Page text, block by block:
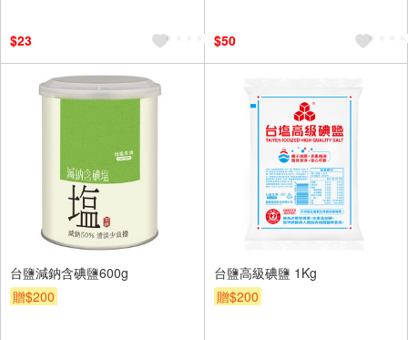
$23 $50
台鹽減鈉含碘鹽600g
贈$200
台鹽高級碘鹽 1Kg
贈$200